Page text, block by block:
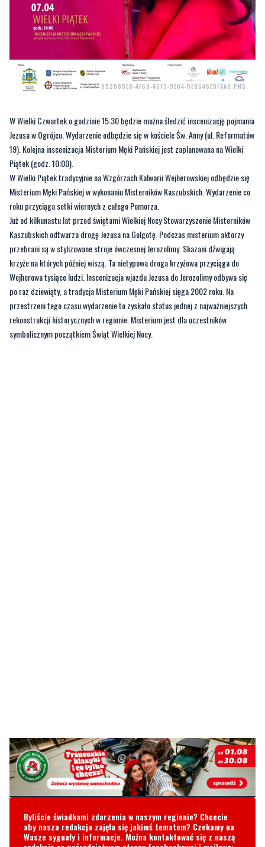
852885E8-4F6B-46F3-9E04-5E9646E5FAA8.PNG
W Wielki Czwartek o godzinie 15:30 będzie można śledzić inscenizację pojmania
Jezusa w Ogrójcu. Wydarzenie odbędzie się w kościele Św. Anny (ul. Reformatów
Piątek (godz. 10:00).
W Wielki Piątek tradycyjnie na Wzgórzach Kalwarii Wejherowskiej odbędzie się
Misterium Męki Pańskiej w wykonaniu Misterników Kaszubskich. Wydarzenie co
roku przyciąga setki wiernych z całego Pomorza.
Już od kilkunastu lat przed świętami Wielkiej Nocy Stowarzyszenie Misterników
Kaszubskich odtwarza drogę Jezusa na Golgotę. Podczas misterium aktorzy
przebrani są w stylizowane stroje ówczesnej Jerozolimy. Skazani dźwigają
krzyże na których później wiszą. Ta nietypowa droga krzyżowa przyciąga do
Wejherowa tysiące ludzi. Inscenizacja wjazdu Jezusa do Jerozolimy odbywa się
po raz dziewiąty, a tradycja Misterium Męki Pańskiej sięga 2002 roku. Na
przestrzeni tego czasu wydarzenie to zyskało status jednej z najważniejszych
rekonstrukcji historycznych w regionie. Misterium jest dla uczestników
symbolicznym początkiem Świąt Wielkiej Nocy.
Byliście świadkami zdarzenia w naszym regionie? Chcecie
aby nasza redakcja zajęła się jakimś tematem? Czekamy na
Wasze sygnały i informacje. Można kontaktować się z naszą
redakcja@nadmorski24.plDyżurujemy także pod numerem
telefonu729 715 670.